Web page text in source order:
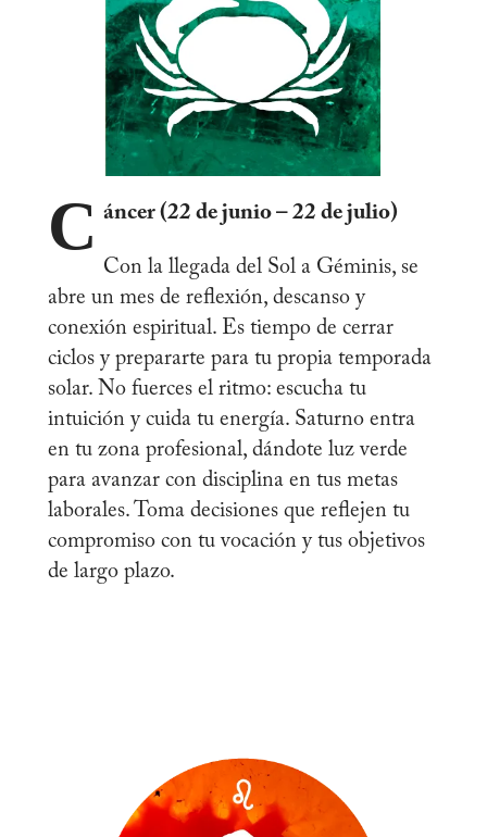
C áncer (22 de junio – 22 de julio)
Con la llegada del Sol a Géminis, se
abre un mes de reflexión, descanso y
conexión espiritual. Es tiempo de cerrar
ciclos y prepararte para tu propia temporada
solar. No fuerces el ritmo: escucha tu
intuición y cuida tu energía. Saturno entra
en tu zona profesional, dándote luz verde
para avanzar con disciplina en tus metas
laborales. Toma decisiones que reflejen tu
compromiso con tu vocación y tus objetivos
de largo plazo.